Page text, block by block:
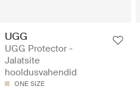
UGG
UGG Protector -
Jalatsite
hooldusvahendid
ONE SIZE